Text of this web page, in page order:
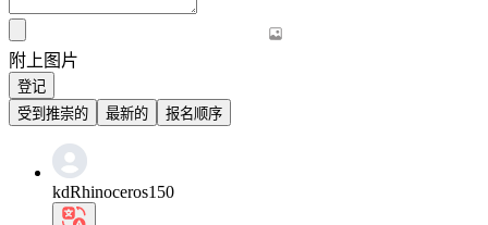
附上图片
登记
受到推崇的
最新的 报名顺序
kdRhinoceros150